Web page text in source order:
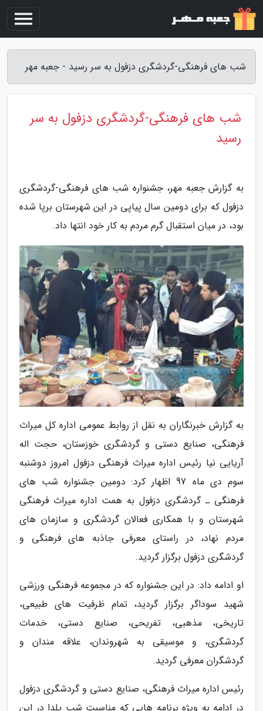
شب های فرهنگی-گردشگری دزفول به سر رسید - جعبه مهر
شب های فرهنگی-گردشگری دزفول به سر
رسید
به گزارش جعبه مهر، جشنواره شب های فرهنگی-گردشگری
دزفول که برای دومین سال پیاپی در این شهرستان برپا شده
بود، در میان استقبال گرم مردم به کار خود انتها داد.
به گزارش خبرنگاران به نقل از روابط عمومی اداره کل میراث
فرهنگی، صنایع دستی و گردشگری خوزستان، حجت اله
آریایی نیا رئیس اداره میراث فرهنگی دزفول امروز دوشنبه
سوم دی ماه 97 اظهار کرد: دومین جشنواره شب های
فرهنگی ـ گردشگری دزفول به همت اداره میراث فرهنگی
شهرستان و با همکاری فعالان گردشگری و سازمان های
مردم نهاد، در راستای معرفی جاذبه های فرهنگی و
گردشگری دزفول برگزار گردید.
او ادامه داد: در این جشنواره که در مجموعه فرهنگی ورزشی
شهید سوداگر برگزار گردید، تمام ظرفیت های طبیعی،
تاریخی، مذهبی، تفریحی، صنایع دستی، خدمات
گردشگری، و موسیقی به شهروندان، علاقه مندان و
گردشگران معرفی گردید.
رئیس اداره میراث فرهنگی، صنایع دستی و گردشگری دزفول
در ادامه به ویژه برنامه هایی که مناسبت شب یلدا در این